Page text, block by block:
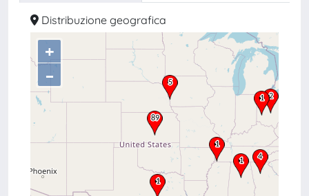
Distribuzione geografica
+
–